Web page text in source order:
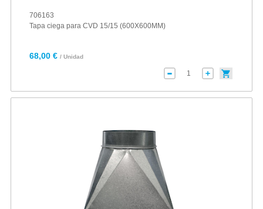
706163
Tapa ciega para CVD 15/15 (600X600MM)
68,00 € / Unidad